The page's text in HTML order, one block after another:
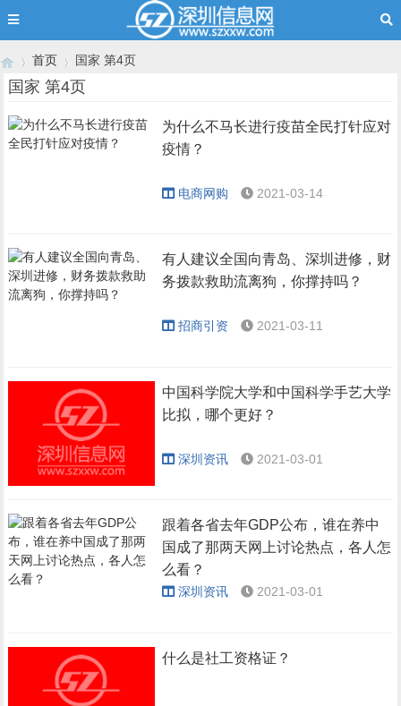
›
首页
›
国家 第4页
国家 第4页
为什么不马长进行疫苗全民打针应对
疫情？
电商网购 2021-03-14
有人建议全国向青岛、深圳进修，财
务拨款救助流离狗，你撑持吗？
招商引资 2021-03-11
中国科学院大学和中国科学手艺大学
比拟，哪个更好？
深圳资讯 2021-03-01
跟着各省去年GDP公布，谁在养中
国成了那两天网上讨论热点，各人怎
么看？
深圳资讯 2021-03-01
什么是社工资格证？